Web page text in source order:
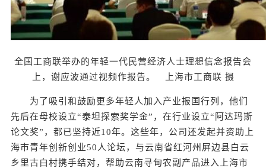
全国工商联举办的年轻一代民营经济人士理想信念报告会
上，谢应波通过视频作报告。 上海市工商联 摄
为了吸引和鼓励更多年轻人加入产业报国行列，他们
先后在母校设立“泰坦探索奖学金”，在行业设立“阿达玛斯
论文奖”，都已坚持近10年。这些年，公司还发起并资助上
海市青年创新创业50人论坛，与云南省红河州屏边县白云
乡里古白村携手结对，帮助云南寻甸农副产品进入上海市